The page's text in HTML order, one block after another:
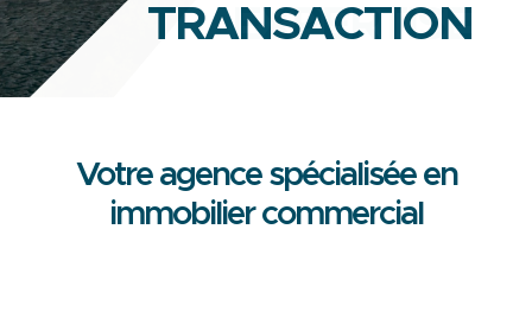
EXPERTISE
Votre agence spécialisée en
immobilier commercial